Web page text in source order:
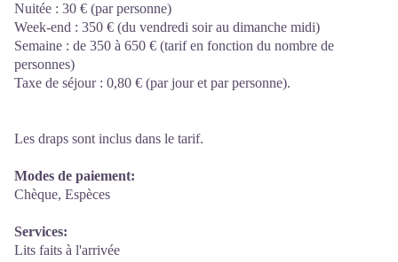
Nuitée : 30 € (par personne)
Week-end : 350 € (du vendredi soir au dimanche midi)
Semaine : de 350 à 650 € (tarif en fonction du nombre de
personnes)
Taxe de séjour : 0,80 € (par jour et par personne).
Les draps sont inclus dans le tarif.
Modes de paiement:
Chèque, Espèces
Services:
Lits faits à l'arrivée